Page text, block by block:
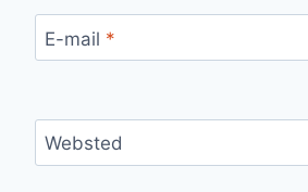
E-mail *
Websted